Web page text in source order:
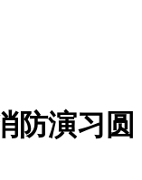
防演习圆